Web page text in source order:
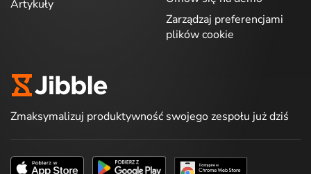
Artykuły
Zarządzaj preferencjami
plików cookie
Zmaksymalizuj produktywność swojego zespołu już dziś